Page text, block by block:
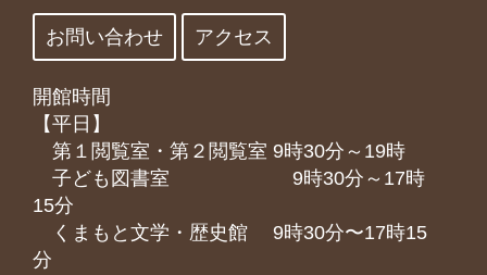
お問い合わせ アクセス
開館時間
【平日】
第１閲覧室・第２閲覧室 9時30分～19時
子ども図書室 9時30分～17時
15分
くまもと⽂学・歴史館 9時30分〜17時15
分